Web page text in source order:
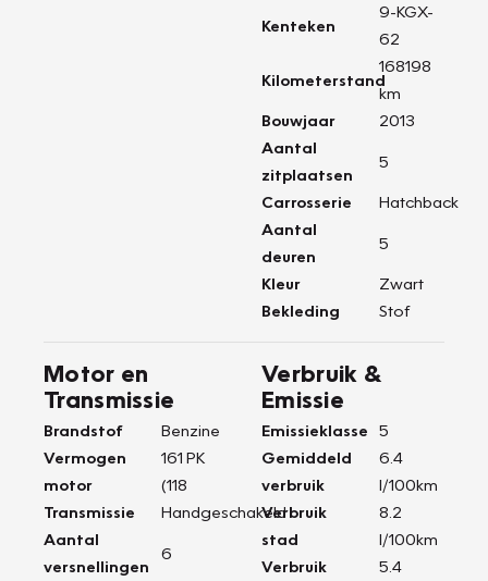
Kenteken
9-KGX-
62
Kilometerstand
168198
km
Bouwjaar
2013
Aantal
zitplaatsen
5
Carrosserie
Hatchback
Aantal
deuren
5
Kleur
Zwart
Bekleding
Stof
Motor en
Transmissie
Brandstof
Benzine
Vermogen
motor
161 PK
(118
Transmissie
Handgeschakeld
Aantal
versnellingen
6
Verbruik &
Emissie
Emissieklasse
5
Gemiddeld
verbruik
6.4
l/100km
Verbruik
stad
8.2
l/100km
Verbruik
5.4